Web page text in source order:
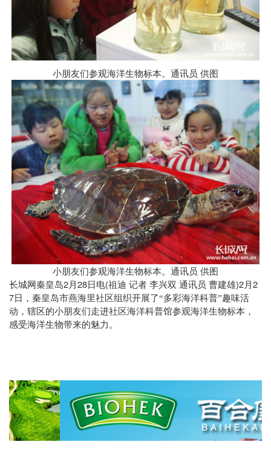
小朋友们参观海洋生物标本。通讯员 供图
小朋友们参观海洋生物标本。通讯员 供图
长城网秦皇岛2月 28日电(祖迪 记者 李兴双 通讯员 曹建雄)2月 2
7日，秦皇岛市燕海里社区组织开展了“多彩海洋科普”趣味活
动，辖区的小朋友们走进社区海洋科普馆参观海洋生物标本，
感受海洋生物带来的魅力。